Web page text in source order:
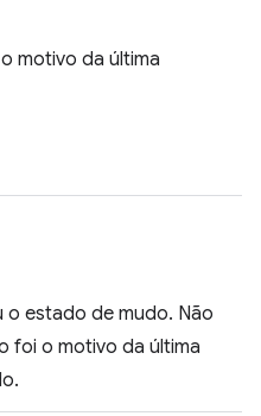
motivo da última
o estado de mudo. Não
foi o motivo da última